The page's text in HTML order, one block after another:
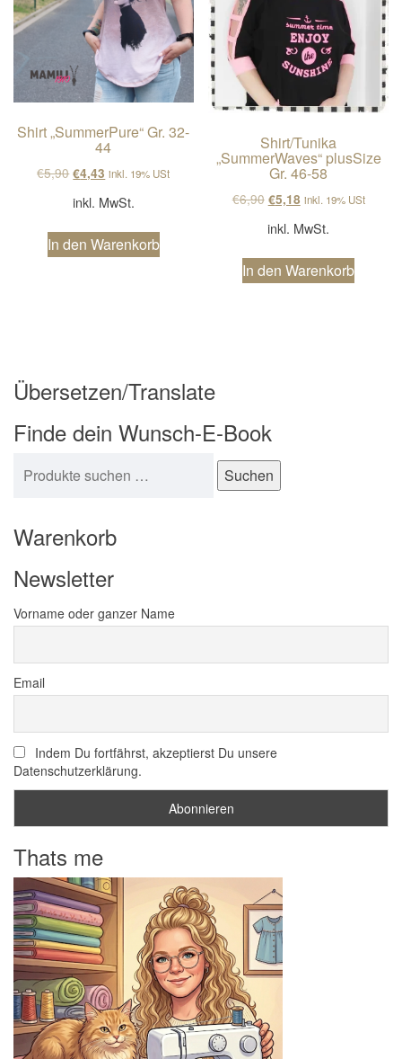
Shirt „SummerPure“ Gr. 32-
44
€5,90Ursprünglicher Preis war: €5,90
€4,43 Aktueller Preis ist: €4,43.
inkl. 19% USt
inkl. MwSt.
In den Warenkorb
Shirt/Tunika
„SummerWaves“ plusSize
Gr. 46-58
€6,90 Ursprünglicher Preis
€5,18Aktueller Preis
inkl. 19% USt
inkl. MwSt.
In den Warenkorb
Übersetzen/Translate
Finde dein Wunsch-E-Book
Suchen
Warenkorb
Newsletter
Vorname oder ganzer Name
Email
Indem Du fortfährst, akzeptierst Du unsere
Datenschutzerklärung.
Thats me